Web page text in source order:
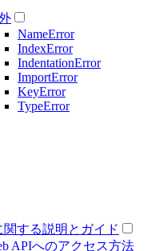
NameError
IndexError
IndentationError
ImportError
KeyError
TypeError
関する説明とガイド
APIへのアクセス方法